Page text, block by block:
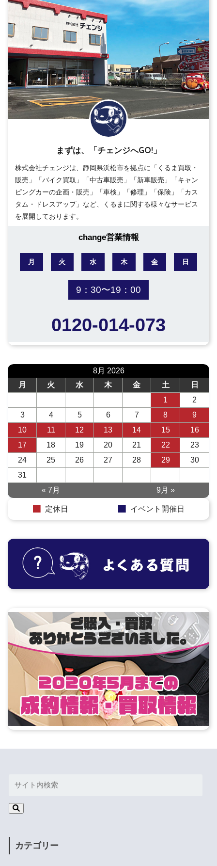
まずは、「チェンジへGO!」
株式会社チェンジは、静岡県浜松市を拠点に「くるま買取・
販売」「バイク買取」「中古車販売」「新車販売」「キャン
ピングカーの企画・販売」「車検」「修理」「保険」「カス
タム・ドレスアップ」など、くるまに関する様々なサービス
を展開しております。
change営業情報
月 火 水 木 金 日
9：30〜19：00
0120-014-073
8月 2026
月
火 水 木 金 土
日
1
2
3
4 5 6 7 8
9
10
11 12 13 14 15
16
17
18 19 20 21 22
23
24
25 26 27 28 29
30
31
« 7月
9月 »
定休日 イベント開催日
カテゴリー